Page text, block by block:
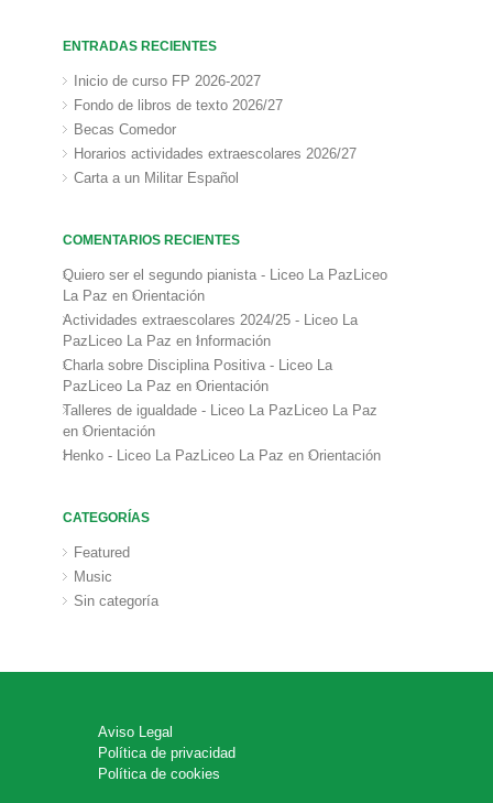
ENTRADAS RECIENTES
Inicio de curso FP 2026-2027
Fondo de libros de texto 2026/27
Becas Comedor
Horarios actividades extraescolares 2026/27
Carta a un Militar Español
COMENTARIOS RECIENTES
Quiero ser el segundo pianista - Liceo La PazLiceo
La Paz enOrientación
Actividades extraescolares 2024/25 - Liceo La
PazLiceo La Paz enInformación
Charla sobre Disciplina Positiva - Liceo La
PazLiceo La Paz enOrientación
Talleres de igualdade - Liceo La PazLiceo La Paz
enOrientación
Henko - Liceo La PazLiceo La Paz enOrientación
CATEGORÍAS
Featured
Music
Sin categoría
Aviso Legal
Política de privacidad
Política de cookies